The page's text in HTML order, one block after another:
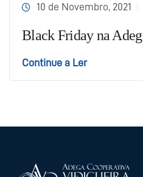
10 de Novembro, 2021
Black Friday na
Continue a Ler